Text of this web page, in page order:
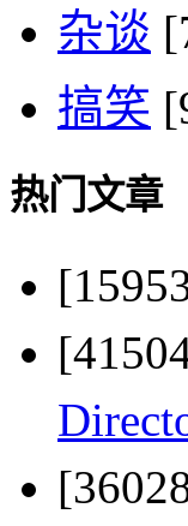
杂谈
搞笑
热门文章